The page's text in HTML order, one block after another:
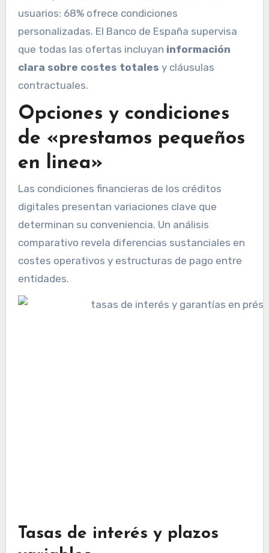
usuarios: 68% ofrece condiciones
personalizadas. El Banco de España supervisa
que todas las ofertas incluyan información
clara sobre costes totales y cláusulas
contractuales.
Opciones y condiciones
de «prestamos pequeños
en linea»
Las condiciones financieras de los créditos
digitales presentan variaciones clave que
determinan su conveniencia. Un análisis
comparativo revela diferencias sustanciales en
costes operativos y estructuras de pago entre
entidades.
Tasas de interés y plazos